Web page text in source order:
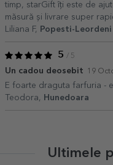
timp, starGift îți este de
măsură și livrare super
Liliana F,
Popesti-Leordeni
5 / 5
Un cadou deosebit 19
E foarte draguta farfuria -
Teodora,
Hunedoara
Ultimele